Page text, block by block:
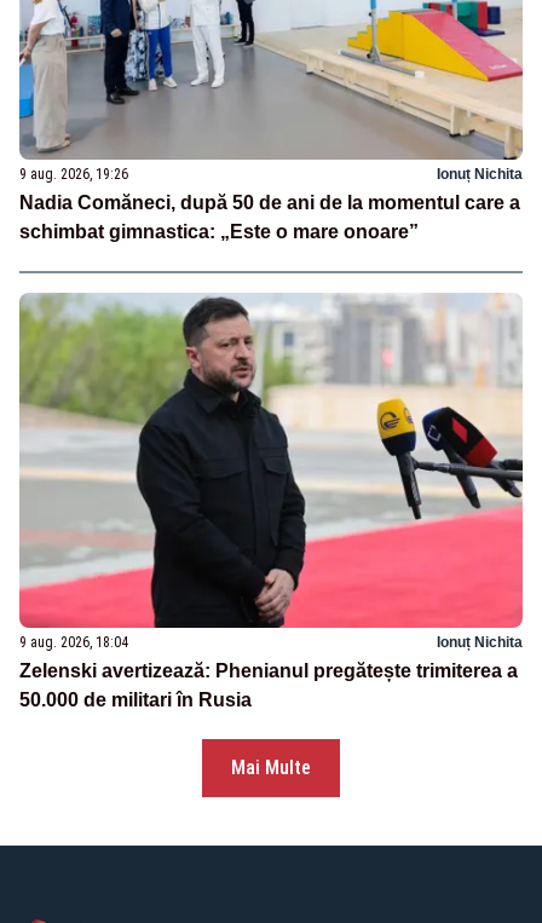
9 aug. 2026, 19:26 Ionuț Nichita
Nadia Comăneci, după 50 de ani de la momentul care a
schimbat gimnastica: „Este o mare onoare”
9 aug. 2026, 18:04 Ionuț Nichita
Zelenski avertizează: Phenianul pregătește trimiterea a
50.000 de militari în Rusia
Mai Multe